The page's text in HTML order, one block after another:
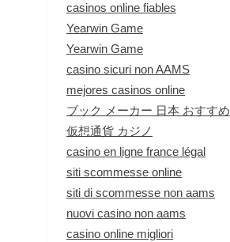
casinos online fiables
Yearwin Game
Yearwin Game
casino sicuri non AAMS
mejores casinos online
ブック メーカー 日本 おすすめ
仮想通貨 カジノ
casino en ligne france légal
siti scommesse online
siti di scommesse non aams
nuovi casino non aams
casino online migliori